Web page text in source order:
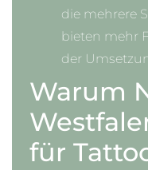
die mehrere
bieten mehr
der
Warum
für